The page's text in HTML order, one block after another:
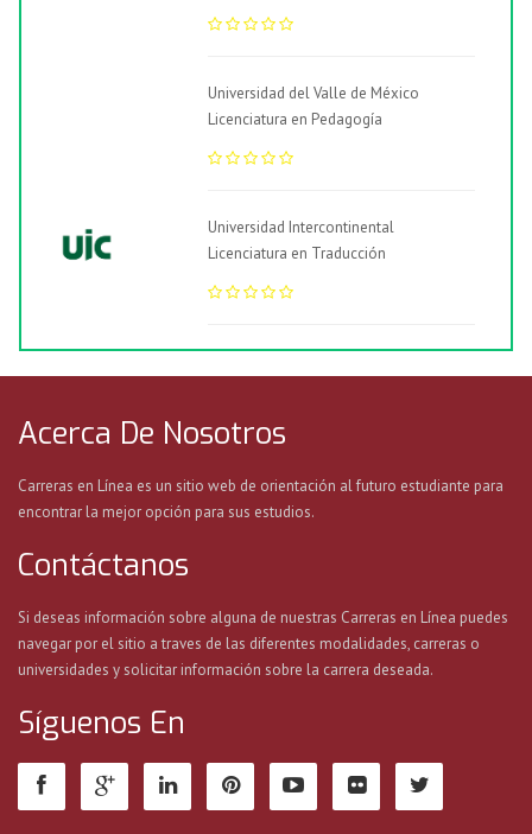
Universidad del Valle de México
Licenciatura en Pedagogía
Universidad Intercontinental
Licenciatura en Traducción
Acerca De Nosotros
Carreras en Línea es un sitio web de orientación al futuro estudiante para
encontrar la mejor opción para sus estudios.
Contáctanos
Si deseas información sobre alguna de nuestras Carreras en Línea puedes
navegar por el sitio a traves de las diferentes modalidades, carreras o
universidades y solicitar información sobre la carrera deseada.
Síguenos En